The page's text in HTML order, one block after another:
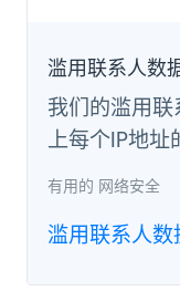
滥用联系人数
我们的滥用
上每个IP地址
有用的 网络安全
滥用联系人数